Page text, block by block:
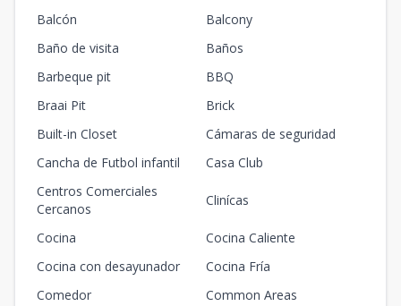
Balcón
Balcony
Baño de visita
Baños
Barbeque pit
BBQ
Braai Pit
Brick
Built-in Closet
Cámaras de seguridad
Cancha de Futbol infantil
Casa Club
Centros Comerciales
Cercanos
Clinícas
Cocina
Cocina Caliente
Cocina con desayunador
Cocina Fría
Comedor
Common Areas